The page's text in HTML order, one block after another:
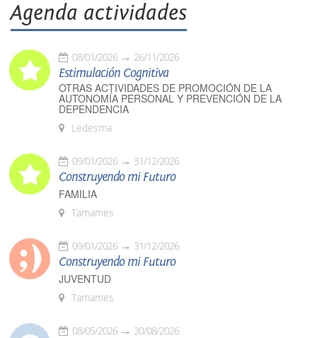
Agenda actividades
08/01/2026 26/11/2026
Estimulación Cognitiva
OTRAS ACTIVIDADES DE PROMOCIÓN DE LA
AUTONOMÍA PERSONAL Y PREVENCIÓN DE LA
DEPENDENCIA
Ledesma
09/01/2026 31/12/2026
Construyendo mi Futuro
FAMILIA
Tamames
09/01/2026 31/12/2026
Construyendo mi Futuro
JUVENTUD
Tamames
08/05/2026 30/08/2026